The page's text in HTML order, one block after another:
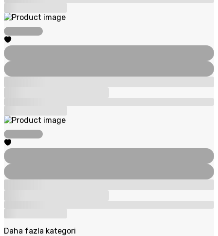
Daha fazla kategori